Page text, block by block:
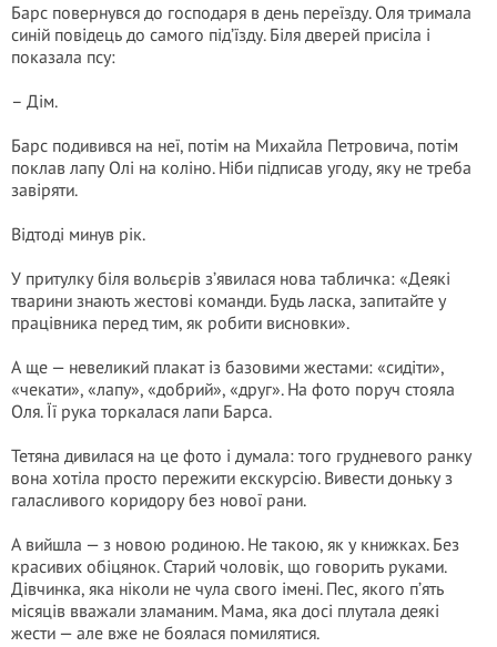
Барс повернувся до господаря в день переїзду. Оля тримала
синій повідець до самого під’їзду. Біля дверей присіла і
показала псу:
– Дім.
Барс подивився на неї, потім на Михайла Петровича, потім
поклав лапу Олі на коліно. Ніби підписав угоду, яку не треба
завіряти.
Відтоді минув рік.
У притулку біля вольєрів з’явилася нова табличка: «Деякі
тварини знають жестові команди. Будь ласка, запитайте у
працівника перед тим, як робити висновки».
А ще — невеликий плакат із базовими жестами: «сидіти»,
«чекати», «лапу», «добрий», «друг». На фото поруч стояла
Оля. Її рука торкалася лапи Барса.
Тетяна дивилася на це фото і думала: того грудневого ранку
вона хотіла просто пережити екскурсію. Вивести доньку з
галасливого коридору без нової рани.
А вийшла — з новою родиною. Не такою, як у книжках. Без
красивих обіцянок. Старий чоловік, що говорить руками.
Дівчинка, яка ніколи не чула свого імені. Пес, якого п’ять
місяців вважали зламаним. Мама, яка досі плутала деякі
жести — але вже не боялася помилятися.